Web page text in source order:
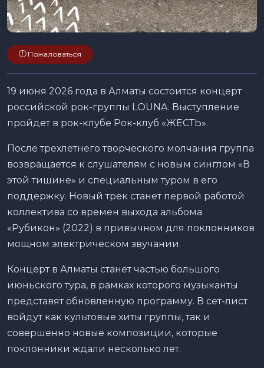
Пожаловаться
19 июня 2026 года в Алматы состоится концерт
российской рок-группы LOUNA. Выступление
пройдет в рок-клубе Рок-клуб «ЖЕСТЬ».
После трехлетнего творческого молчания группа
возвращается к слушателям с новым синглом «В
этой тишине» и специальным туром в его
поддержку. Новый трек станет первой работой
коллектива со времен выхода альбома
«Рубикон» (2022) в привычном для поклонников
мощном электрическом звучании.
Концерт в Алматы станет частью большого
июньского тура, в рамках которого музыканты
представят обновленную программу. В сет-лист
войдут как культовые хиты группы, так и
совершенно новые композиции, которые
поклонники ждали несколько лет.